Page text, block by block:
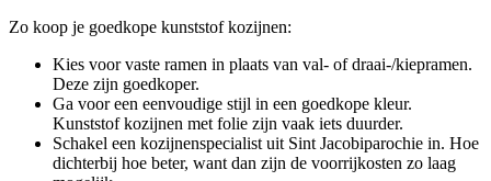
Zo koop je goedkope kunststof kozijnen:
Kies voor vaste ramen in plaats van val- of draai-/kiepramen.
Deze zijn goedkoper.
Ga voor een eenvoudige stijl in een goedkope kleur.
Kunststof kozijnen met folie zijn vaak iets duurder.
Schakel een kozijnenspecialist uit Sint Jacobiparochie in. Hoe
dichterbij hoe beter, want dan zijn de voorrijkosten zo laag